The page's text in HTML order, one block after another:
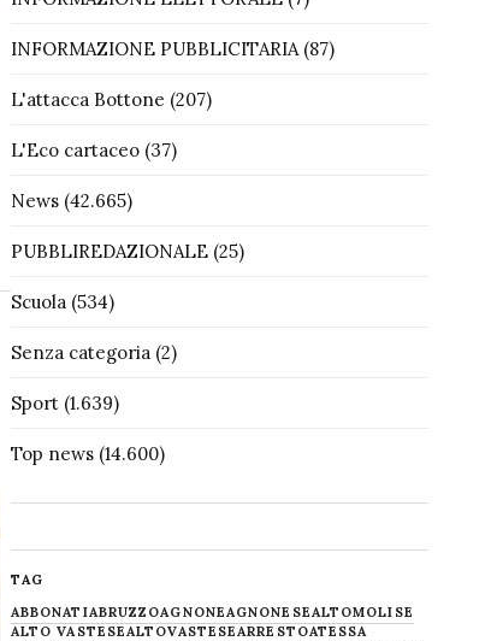
INFORMAZIONE PUBBLICITARIA(87)
L'attacca Bottone (207)
L'Eco cartaceo(37)
News(42.665)
PUBBLIREDAZIONALE(25)
Scuola(534)
Senza categoria(2)
Sport(1.639)
Top news(14.600)
TAG
ABBONATIABRUZZOAGNONEAGNONESEALTOMOLISE
ALTO VASTESEALTOVASTESEARRESTOATESSA